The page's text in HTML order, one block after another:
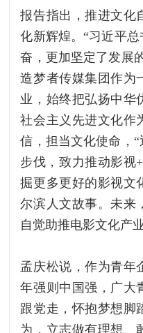
报告指出，推进文化
化新辉煌。“习近平
奋，更加坚定了发展
造梦者传媒集团作为
业，始终把弘扬中华
社会主义先进文化作
信，担当文化使命，
步伐，致力推动影视
掘更多更好的影视文
尔滨人文故事。未来
自觉助推电影文化产
孟庆松说，作为青年
年强则中国强，广大
跟党走，怀抱梦想脚
为，立志做有理想、